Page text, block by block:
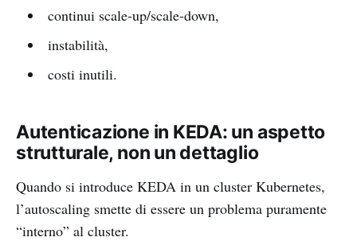
continui scale-up/scale-down,
instabilità,
costi inutili.
Autenticazione in KEDA: un aspetto
strutturale, non un dettaglio
Quando si introduce KEDA in un cluster Kubernetes,
l’autoscaling smette di essere un problema puramente
“interno” al cluster.